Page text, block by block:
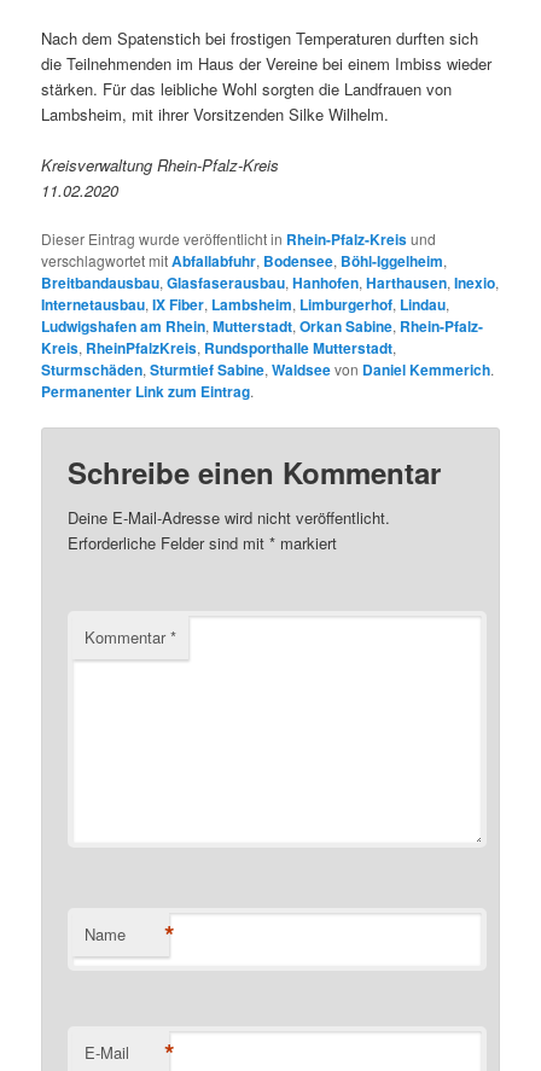
Nach dem Spatenstich bei frostigen Temperaturen durften sich
die Teilnehmenden im Haus der Vereine bei einem Imbiss wieder
stärken. Für das leibliche Wohl sorgten die Landfrauen von
Lambsheim, mit ihrer Vorsitzenden Silke Wilhelm.
Kreisverwaltung Rhein-Pfalz-Kreis
11.02.2020
Dieser Eintrag wurde veröffentlicht in Rhein-Pfalz-Kreisund
verschlagwortet mitAbfallabfuhr, Bodensee, Böhl-Iggelheim,
Breitbandausbau,Glasfaserausbau,Hanhofen,Harthausen,Inexio,
Internetausbau,IX Fiber, Lambsheim, Limburgerhof, Lindau,
Ludwigshafen am Rhein,Mutterstadt,Orkan Sabine, Rhein-Pfalz-
Kreis, RheinPfalzKreis, Rundsporthalle Mutterstadt,
Sturmschäden,Sturmtief Sabine,Waldseevon Daniel Kemmerich.
Permanenter Link zum Eintrag.
Schreibe einen Kommentar
Deine E-Mail-Adresse wird nicht veröffentlicht.
Erforderliche Felder sind mit* markiert
Kommentar*
Name *
E-Mail *